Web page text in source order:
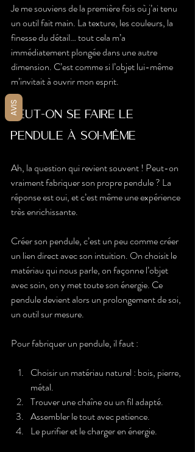
Je me souviens de la première fois où j’ai tenu
un outil fait main. La texture, les couleurs, la
finesse du détail… tout cela m’a
immédiatement plongée dans une autre
dimension. C’est comme si l’objet lui-même
m’invitait à ouvrir mon esprit.
Peut-on se faire le
pendule à soi-même ?
Ah, la question qui revient souvent ! Peut-on
vraiment fabriquer son propre pendule ? La
réponse est oui, et c’est même une expérience
très enrichissante.
Créer son pendule, c’est un peu comme créer
un lien direct avec son intuition. On choisit le
matériau qui nous parle, on façonne l’objet
avec soin, on y met toute son énergie. Ce
pendule devient alors un prolongement de soi,
un outil sur mesure.
Pour fabriquer un pendule, il faut :
Choisir un matériau naturel : bois, pierre,
métal.
Trouver une chaîne ou un fil adapté.
Assembler le tout avec patience.
Le purifier et le charger en énergie.
AVIS